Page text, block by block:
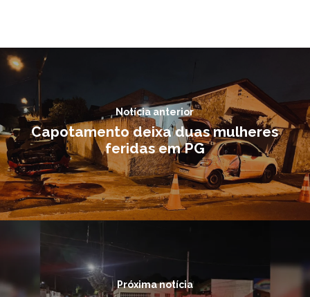
Notícia anterior
Capotamento deixa duas mulheres
feridas em PG
Próxima notícia